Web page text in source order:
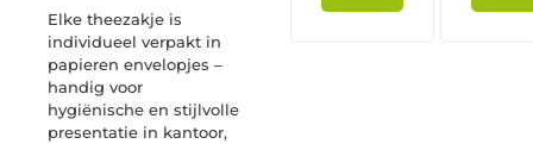
Elke theezakje is
individueel verpakt in
papieren envelopjes –
handig voor
hygiënische en stijlvolle
presentatie in kantoor,